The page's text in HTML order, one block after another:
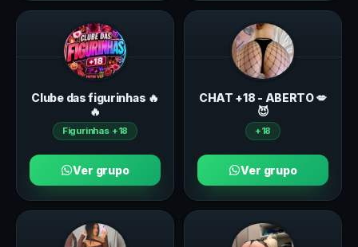
Clube das figurinhas 🔥
🔥
Figurinhas +18
Ver grupo
CHAT +18 - ABERTO 💋
😈
+18
Ver grupo